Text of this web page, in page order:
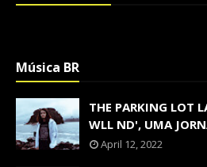
Música BR
THE PARKING LOT
WLL ND', UMA
April 12, 2022